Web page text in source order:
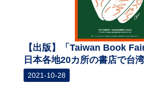
【出版】「Taiwan Book
日本各地20カ所の書店で台
2021-10-28